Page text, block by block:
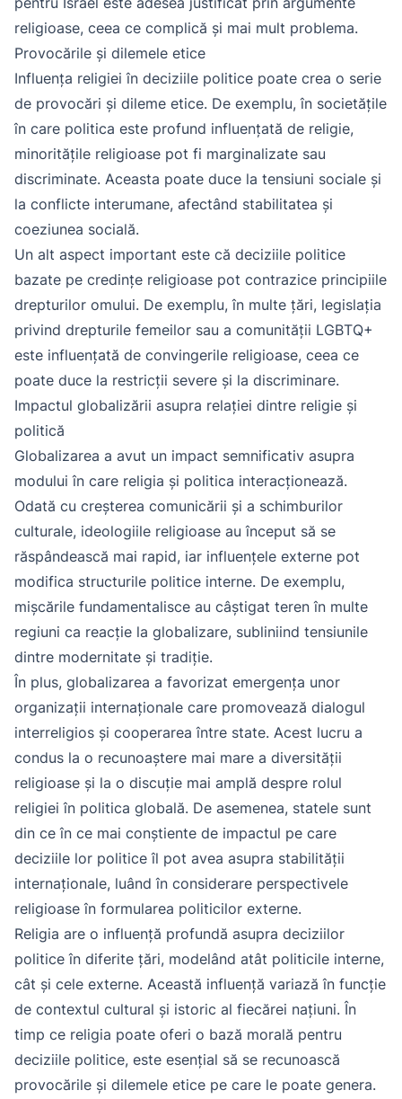
religioase, ceea ce complică și mai mult problema.
Provocările și dilemele etice
Influența religiei în deciziile politice poate crea o serie
de provocări și dileme etice. De exemplu, în societățile
în care politica este profund influențată de religie,
minoritățile religioase pot fi marginalizate sau
discriminate. Aceasta poate duce la tensiuni sociale și
la conflicte interumane, afectând stabilitatea și
coeziunea socială.
Un alt aspect important este că deciziile politice
bazate pe credințe religioase pot contrazice principiile
drepturilor omului. De exemplu, în multe țări, legislația
privind drepturile femeilor sau a comunității LGBTQ+
este influențată de convingerile religioase, ceea ce
poate duce la restricții severe și la discriminare.
Impactul globalizării asupra relației dintre religie și
politică
Globalizarea a avut un impact semnificativ asupra
modului în care religia și politica interacționează.
Odată cu creșterea comunicării și a schimburilor
culturale, ideologiile religioase au început să se
răspândească mai rapid, iar influențele externe pot
modifica structurile politice interne. De exemplu,
mișcările fundamentalisce au câștigat teren în multe
regiuni ca reacție la globalizare, subliniind tensiunile
dintre modernitate și tradiție.
În plus, globalizarea a favorizat emergența unor
organizații internaționale care promovează dialogul
interreligios și cooperarea între state. Acest lucru a
condus la o recunoaștere mai mare a diversității
religioase și la o discuție mai amplă despre rolul
religiei în politica globală. De asemenea, statele sunt
din ce în ce mai conștiente de impactul pe care
deciziile lor politice îl pot avea asupra stabilității
internaționale, luând în considerare perspectivele
religioase în formularea politicilor externe.
Religia are o influență profundă asupra deciziilor
politice în diferite țări, modelând atât politicile interne,
cât și cele externe. Această influență variază în funcție
de contextul cultural și istoric al fiecărei națiuni. În
timp ce religia poate oferi o bază morală pentru
deciziile politice, este esențial să se recunoască
provocările și dilemele etice pe care le poate genera.